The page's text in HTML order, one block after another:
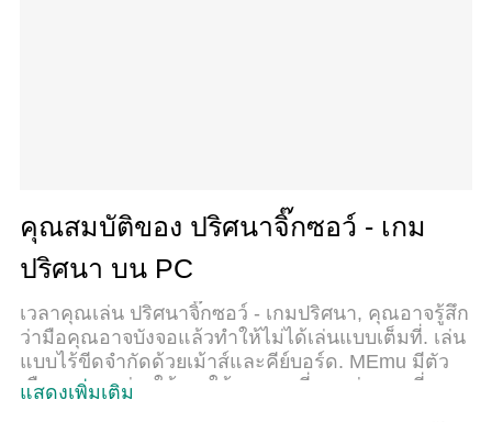
คุณสมบัติของ ปริศนาจิ๊กซอว์ - เกม
ปริศนา บน PC
เวลาคุณเล่น ปริศนาจิ๊กซอว์ - เกมปริศนา, คุณอาจรู้สึก
ว่ามือคุณอาจบังจอแล้วทำให้ไม่ได้เล่นแบบเต็มที่. เล่น
แบบไร้ขีดจำกัดด้วยเม้าส์และคีย์บอร์ด. MEmu มีตัว
เลือกหลายอย่างให้คุณใช้งานเกมที่คุณเล่นแบบที่คุณ
แสดงเพิ่มเติม